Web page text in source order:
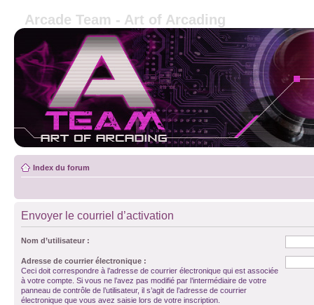
Arcade Team - Art of Arcading
Index du forum
Envoyer le courriel d’activation
Nom d’utilisateur :
Adresse de courrier électronique :
Ceci doit correspondre à l’adresse de courrier électronique qui est associée
à votre compte. Si vous ne l’avez pas modifié par l’intermédiaire de votre
panneau de contrôle de l’utilisateur, il s’agit de l’adresse de courrier
électronique que vous avez saisie lors de votre inscription.